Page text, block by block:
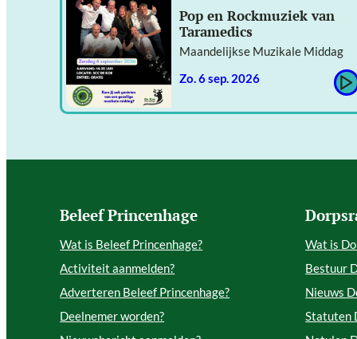
Pop en Rockmuziek van
Taramedics
Maandelijkse Muzikale Middag
zo. 6 sep. 2026
Beleef Princenhage
Wat is Beleef Princenhage?
Activiteit aanmelden?
Adverteren Beleef Princenhage?
Deelnemer worden?
Wat is
Bestuur
Nieuws
Statuten